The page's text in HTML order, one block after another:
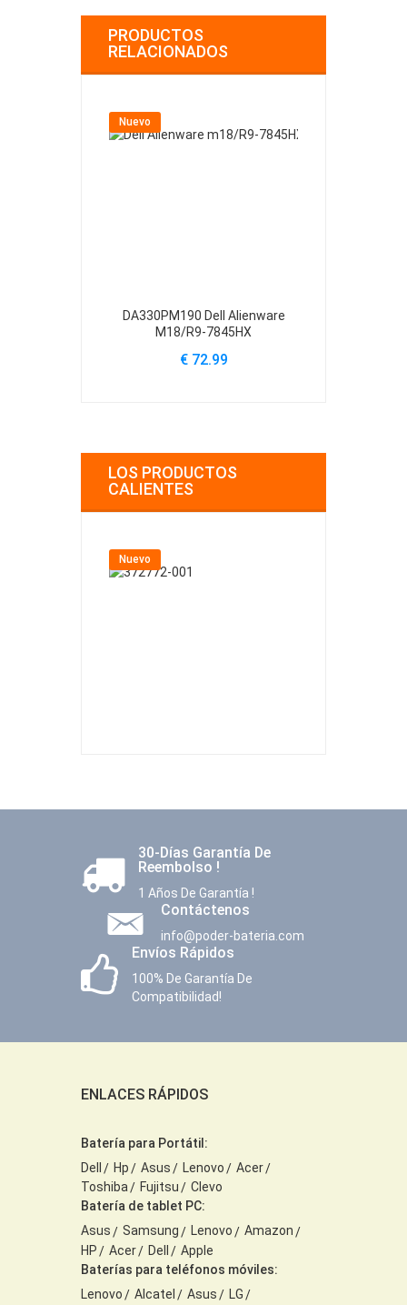
PRODUCTOS
RELACIONADOS
Nuevo
DA330PM190 Dell Alienware
M18/R9-7845HX
€ 72.99
LOS PRODUCTOS
CALIENTES
Nuevo
30-Días Garantía De
Reembolso !
1 Años De Garantía !
Contáctenos
info@poder-bateria.com
Envíos Rápidos
100% De Garantía De
Compatibilidad!
ENLACES RÁPIDOS
Batería para Portátil:
Dell
Hp Asus Lenovo
Acer
Toshiba
Fujitsu
Clevo
Batería de tablet PC:
Asus
Samsung Lenovo
Amazon
HP
Acer Dell
Apple
Baterías para teléfonos móviles:
Lenovo
Alcatel Asus
LG